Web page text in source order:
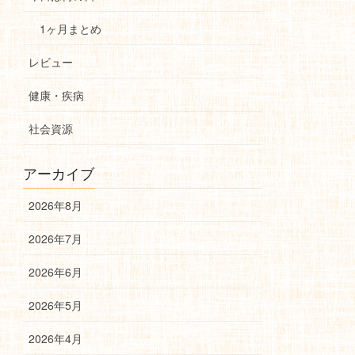
1ヶ月まとめ
レビュー
健康・疾病
社会資源
アーカイブ
2026年8月
2026年7月
2026年6月
2026年5月
2026年4月